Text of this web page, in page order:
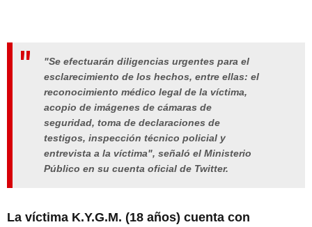
"Se efectuarán diligencias urgentes para el
esclarecimiento de los hechos, entre ellas: el
reconocimiento médico legal de la víctima,
acopio de imágenes de cámaras de
seguridad, toma de declaraciones de
testigos, inspección técnico policial y
entrevista a la víctima", señaló el Ministerio
Público en su cuenta oficial de Twitter.
La víctima K.Y.G.M. (18 años) cuenta con